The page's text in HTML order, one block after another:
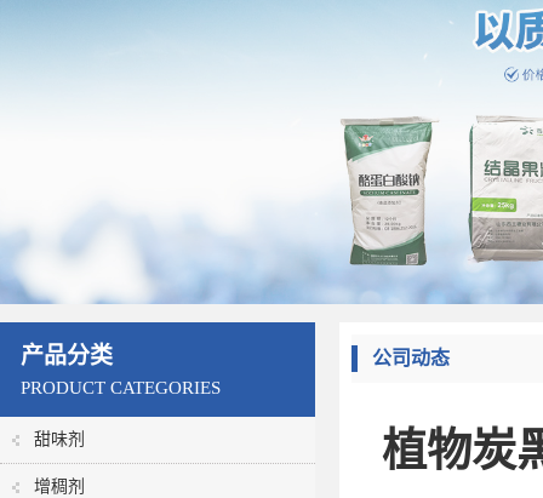
产品分类
PRODUCT CATEGORIES
甜味剂
增稠剂
公司动态
植物炭